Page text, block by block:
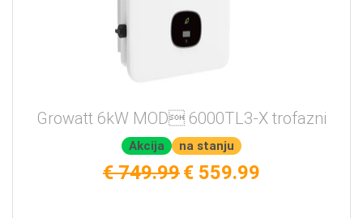
Growatt 6kW MOD 6000TL3-X trofazni
Akcija na stanju
€ 749.99€ 559.99